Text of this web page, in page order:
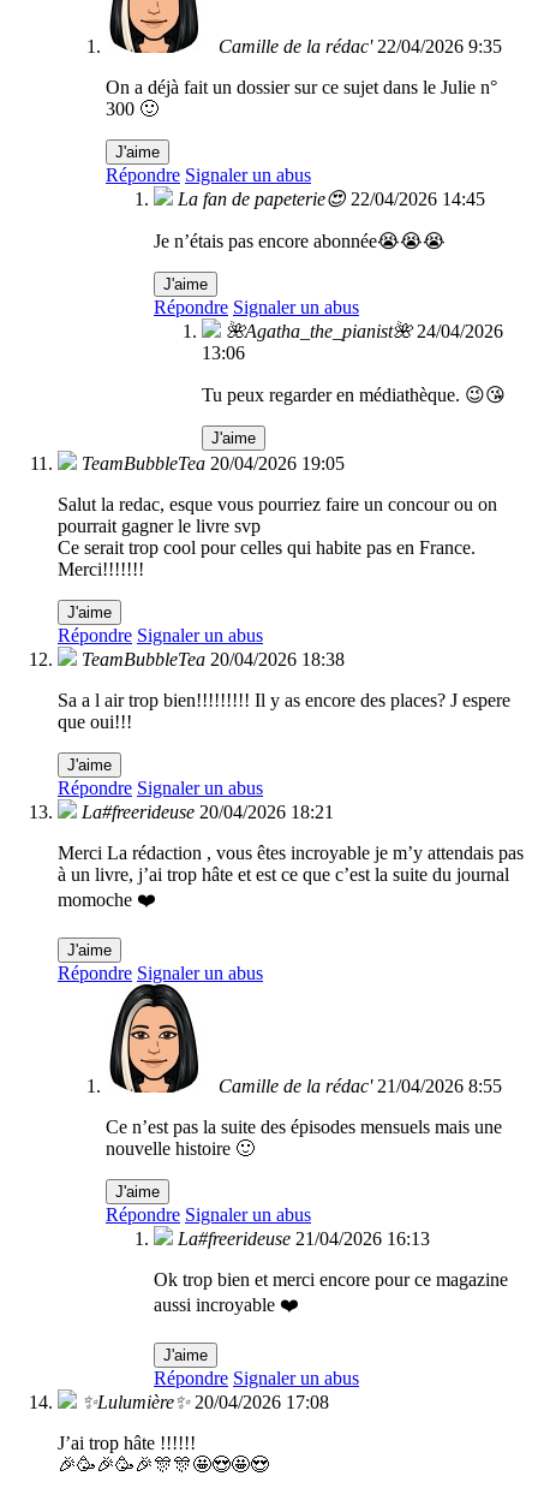
Camille de la rédac' 22/04/2026 9:35
On a déjà fait un dossier sur ce sujet dans le Julie n°
300 🙂
J'aime
Répondre Signaler un abus
La fan de papeterie😍 22/04/2026 14:45
Je n’étais pas encore abonnée😭😭😭
J'aime
Répondre Signaler un abus
🌺Agatha_the_pianist🌺 24/04/2026
13:06
Tu peux regarder en médiathèque. 😉😘
J'aime
TeamBubbleTea 20/04/2026 19:05
Salut la redac, esque vous pourriez faire un concour ou on
pourrait gagner le livre svp
Ce serait trop cool pour celles qui habite pas en France.
Merci!!!!!!!
J'aime
Répondre Signaler un abus
TeamBubbleTea 20/04/2026 18:38
Sa a l air trop bien!!!!!!!!! Il y as encore des places? J espere
que oui!!!
J'aime
Répondre Signaler un abus
La#freerideuse 20/04/2026 18:21
Merci La rédaction , vous êtes incroyable je m’y attendais pas
à un livre, j’ai trop hâte et est ce que c’est la suite du journal
momoche ❤️
J'aime
Répondre Signaler un abus
Camille de la rédac' 21/04/2026 8:55
Ce n’est pas la suite des épisodes mensuels mais une
nouvelle histoire 🙂
J'aime
Répondre Signaler un abus
La#freerideuse 21/04/2026 16:13
Ok trop bien et merci encore pour ce magazine
aussi incroyable ❤️
J'aime
Répondre Signaler un abus
✨Lulumière✨ 20/04/2026 17:08
J’ai trop hâte !!!!!!
🎉🥳🎉🥳🎉🎊🎊🤩😍🤩😍